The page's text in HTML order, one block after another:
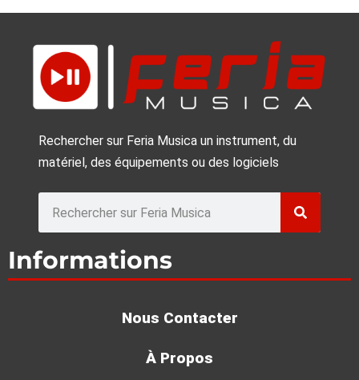
Rechercher sur Feria Musica un instrument, du
matériel, des équipements ou des logiciels
Informations
Nous Contacter
À Propos